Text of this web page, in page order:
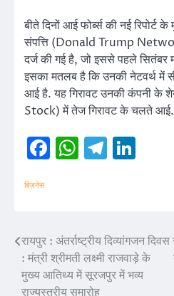
बीते दिनों आई फोर्ब्स की नई
संपत्ति (Donald Trump
दर्ज की गई है, जो इससे पहले सितंबर
इसका मतलब है कि उनकी नेटवर्थ में
आई है. यह गिरावट उनकी कंपनी के
Stock) में तेज गिरावट के चलते आई.
Facebook
बिज़नेस
Post
navigation
रायपुर : अंतर्राष्ट्रीय दिव्यांगजन दिवस
: मंत्री श्रीमती लक्ष्मी राजवाड़े के
मुख्य आतिथ्य में सूरजपुर में भव्य
राज्यस्तरीय समारोह